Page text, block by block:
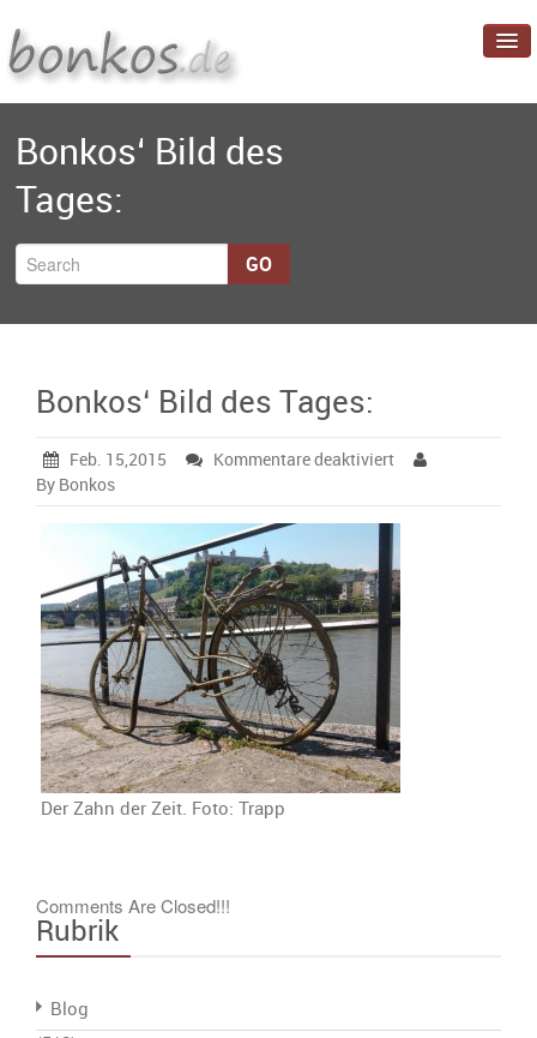
Startseite
Blog
Projekte
Über mich
Bonkos‘ Bild des
Tages:
GO
Bonkos‘ Bild des Tages:
Feb. 15,2015 Kommentare deaktiviertfür
des
By Bonkos
Der Zahn der Zeit. Foto: Trapp
Comments Are Closed!!!
Rubrik
Blog